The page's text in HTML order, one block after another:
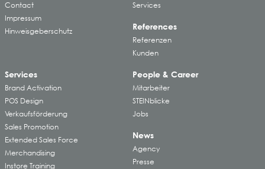
Contact
Impressum
Hinweisgeberschutz
Services
References
Referenzen
Kunden
Services
Brand Activation
POS Design
Verkaufsförderung
Sales Promotion
Extended Sales Force
Merchandising
Instore Training
People & Career
Mitarbeiter
STEINblicke
Jobs
News
Agency
Presse